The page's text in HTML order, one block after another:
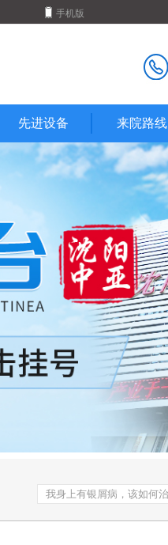
手机版
先进设备 来院路线